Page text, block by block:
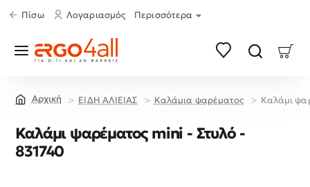
Πίσω Λογαριασμός Περισσότερα
ΕΙΔΗ ΑΛΙΕΙΑΣ Καλάμια ψαρέματος Καλάμι
Καλάμι ψαρέματος mini - Στυλό -
831740